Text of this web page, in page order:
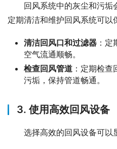
回风系统中的灰尘和污垢
定期清洁和维护回风系统可以
清洁回风口和过滤器 ：
空气流通顺畅。
检查回风管道 ：定期检
污垢，保持管道畅通。
3. 使用高效回风设备
选择高效的回风设备可以